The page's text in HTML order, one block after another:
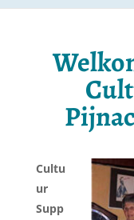
Cultu
ur
Supp